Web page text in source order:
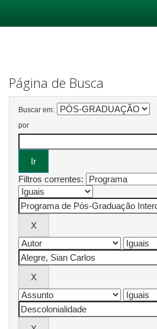
Página de Busca
Buscar em:
por
Filtros correntes: